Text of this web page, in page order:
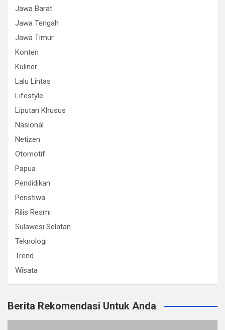
Jawa Barat
Jawa Tengah
Jawa Timur
Konten
Kuliner
Lalu Lintas
Lifestyle
Liputan Khusus
Nasional
Netizen
Otomotif
Papua
Pendidikan
Peristiwa
Rilis Resmi
Sulawesi Selatan
Teknologi
Trend
Wisata
Berita Rekomendasi Untuk Anda